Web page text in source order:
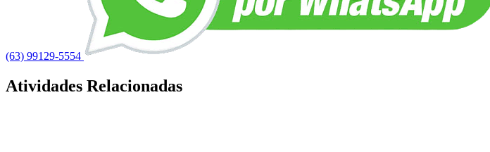
(63) 99129-5554
Atividades Relacionadas